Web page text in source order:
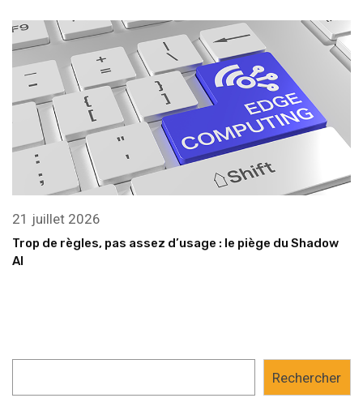
21 juillet 2026
Trop de règles, pas assez d’usage : le piège du Shadow
AI
Rechercher